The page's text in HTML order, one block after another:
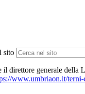
sito
direttore generale della
www.umbriaon.it/